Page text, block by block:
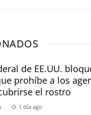
de EE.UU.
prohíbe a los
el rostro
1 día ago